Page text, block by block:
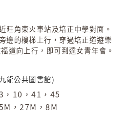
旺角東火車站及培正中學對面。
邊的樓梯上行，穿過培正道遊樂
道向上行，即可到達女青年會。
龍公共圖書館)
，10，41，45
，27M，8M